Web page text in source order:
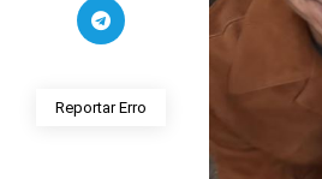
Reportar Erro